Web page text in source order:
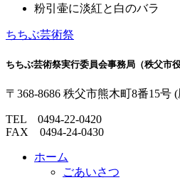
ツ
文
先
へ
先
へ
る
粉引壷に淡紅と白のバラ
ちちぶ芸術祭
ちちぶ芸術祭実行委員会事務局（秩父市
〒368-8686 秩父市熊木町8番15号 (
TEL 0494-22-0420
FAX 0494-24-0430
ホーム
ごあいさつ